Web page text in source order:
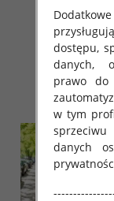
140.00
dostępu,
danych,
prawo do
w tym
danych